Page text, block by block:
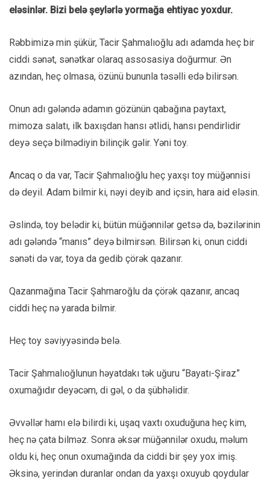
eləsinlər. Bizi belə şeylərlə yormağa ehtiyac yoxdur.
Rəbbimizə min şükür, Tacir Şahmalıoğlu adı adamda heç bir
ciddi sənət, sənətkar olaraq assosasiya doğurmur. Ən
azından, heç olmasa, özünü bununla təsəlli edə bilirsən.
Onun adı gələndə adamın gözünün qabağına paytaxt,
mimoza salatı, ilk baxışdan hansı ətlidi, hansı pendirlidir
deyə seçə bilmədiyin bilinçik gəlir. Yəni toy.
Ancaq o da var, Tacir Şahmalıoğlu heç yaxşı toy müğənnisi
də deyil. Adam bilmir ki, nəyi deyib and içsin, hara aid eləsin.
Əslində, toy belədir ki, bütün müğənnilər getsə də, bəzilərinin
adı gələndə “manıs” deyə bilmirsən. Bilirsən ki, onun ciddi
sənəti də var, toya da gedib çörək qazanır.
Qazanmağına Tacir Şahmaroğlu da çörək qazanır, ancaq
ciddi heç nə yarada bilmir.
Heç toy səviyyəsində belə.
Tacir Şahmalıoğlunun həyatdakı tək uğuru “Bayatı-Şiraz”
oxumağıdır deyəcəm, di gəl, o da şübhəlidir.
Əvvəllər hamı elə bilirdi ki, uşaq vaxtı oxuduğuna heç kim,
heç nə çata bilməz. Sonra əksər müğənnilər oxudu, məlum
oldu ki, heç onun oxumağında da ciddi bir şey yox imiş.
Əksinə, yerindən duranlar ondan da yaxşı oxuyub qoydular